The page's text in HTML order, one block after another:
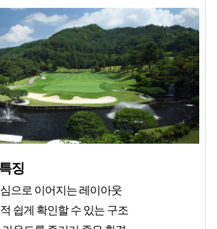
징
으로 이어지는 레이아웃
쉽게 확인할 수 있는 구조